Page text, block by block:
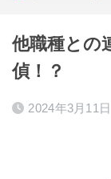
他職種との
偵！？
2024年3月11日